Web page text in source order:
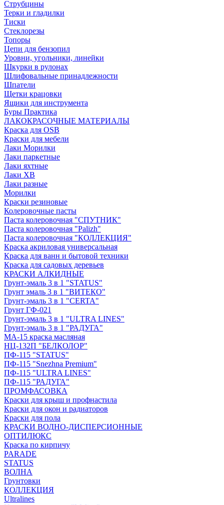
Струбцины
Терки и гладилки
Тиски
Стеклорезы
Топоры
Цепи для бензопил
Уровни, угольники, линейки
Шкурки в рулонах
Шлифовальные принадлежности
Шпатели
Щетки крацовки
Ящики для инструмента
Буры Практика
ЛАКОКРАСОЧНЫЕ МАТЕРИАЛЫ
Краска для OSB
Краски для мебели
Лаки Морилки
Лаки паркетные
Лаки яхтные
Лаки ХВ
Лаки разные
Морилки
Краски резиновые
Колеровочные пасты
Паста колеровочная "СПУТНИК"
Паста колеровочная "Palizh"
Паста колеровочная "КОЛЛЕКЦИЯ"
Краска акриловая универсальная
Краска для ванн и бытовой техники
Краска для садовых деревьев
КРАСКИ АЛКИДНЫЕ
Грунт-эмаль 3 в 1 "STATUS"
Грунт эмаль 3 в 1 "ВИТЕКО"
Грунт-эмаль 3 в 1 "CERTA"
Грунт ГФ-021
Грунт-эмаль 3 в 1 "ULTRA LINES"
Грунт-эмаль 3 в 1 "РАДУГА"
МА-15 краска масляная
НЦ-132П "БЕЛКОЛОР"
ПФ-115 "STATUS"
ПФ-115 "Snezhna Premium"
ПФ-115 "ULTRA LINES"
ПФ-115 "РАДУГА"
ПРОМФАСОВКА
Краски для крыш и профнастила
Краски для окон и радиаторов
Краски для пола
КРАСКИ ВОДНО-ДИСПЕРСИОННЫЕ
ОПТИЛЮКС
Краска по кирпичу
PARADE
STATUS
ВОЛНА
Грунтовки
КОЛЛЕКЦИЯ
Ultralines